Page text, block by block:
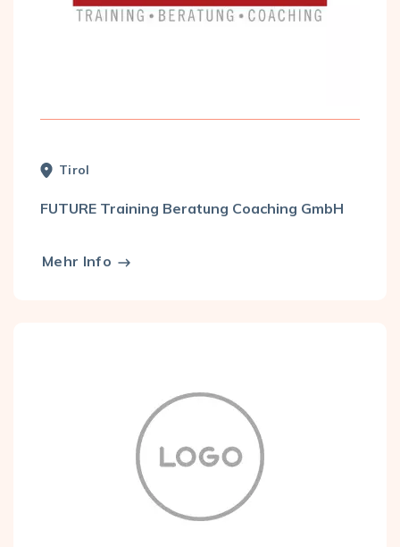
Tirol
FUTURE Training Beratung Coaching GmbH
Mehr Info